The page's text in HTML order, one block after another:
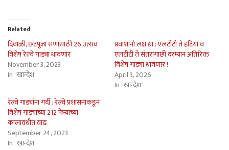
Related
दिवाळी, छटपूजा सणासाठी 26 उत्सव
विशेष रेल्वे गाड्या धावणार
November 3, 2023
In "खान्देश"
प्रवाशांनो लक्ष द्या : एलटीटी ते हटिया व
एलटीटी ते संतरागाछी दरम्यान अतिरिक्त
विशेष गाड्या धावणार !
April 3, 2026
In "खान्देश"
रेल्वे गाड्यांना गर्दी : रेल्वे प्रशासनाकडून
विशेष गाड्यांच्या 212 फेर्‍यांच्या
कालावधीत वाढ
September 24, 2023
In "खान्देश"